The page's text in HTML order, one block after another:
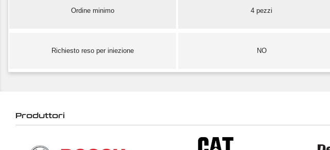
Ordine minimo 4 pezzi
Richiesto reso per iniezione NO
Produttori